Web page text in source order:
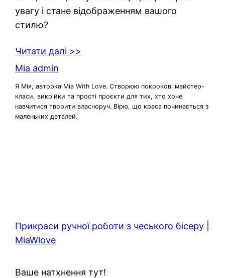
увагу і стане відображенням вашого
стилю?
Читати далі >>
Mia admin
Я Мія, авторка Mia With Love. Створюю покрокові майстер-
класи, викрійки та прості проєкти для тих, хто хоче
навчитися творити власноруч. Вірю, що краса починається з
маленьких деталей.
Прикраси ручної роботи з чеського бісеру |
MiaWlove
Ваше натхнення тут!